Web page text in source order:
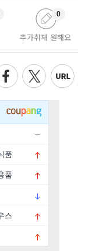
추가취재 원해요
0